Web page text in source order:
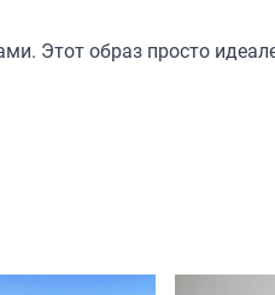
Этот образ просто